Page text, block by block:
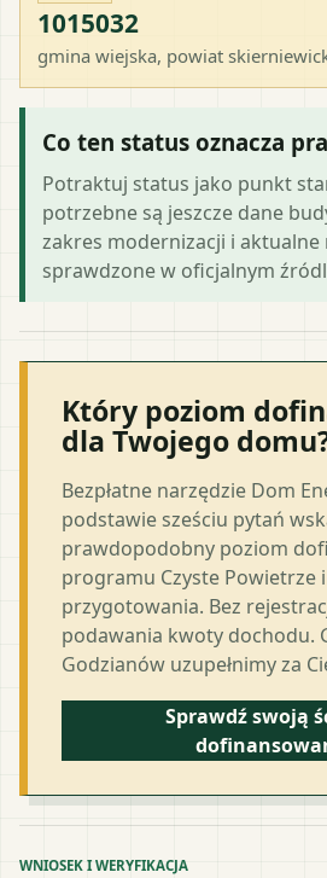
1015032
gmina wiejska, powiat
Co ten status oznacza
Potraktuj status jako punkt
potrzebne są jeszcze dane
zakres modernizacji i aktualne
sprawdzone w oficjalnym
Który poziom
dla Twojego
Bezpłatne narzędzie Dom
podstawie sześciu pytań
prawdopodobny poziom
programu Czyste Powietrze
przygotowania. Bez
podawania kwoty dochodu.
Godzianów uzupełnimy za
Sprawdź swoją
WNIOSEK I WERYFIKACJA